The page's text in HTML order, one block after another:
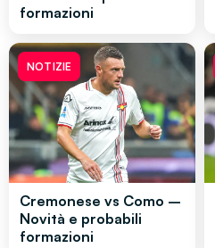
formazioni
NOTIZIE
Cremonese vs Como –
Novità e probabili
formazioni